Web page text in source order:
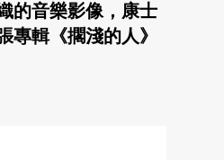
的音樂影像，康士
專輯《擱淺的人》